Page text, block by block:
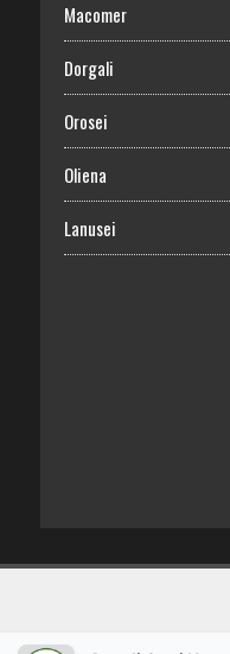
Macomer
Dorgali
Orosei
Oliena
Lanusei